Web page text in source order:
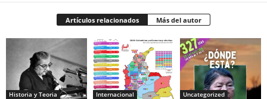
Artículos relacionados Más del autor
Historia y Teoria Internacional Uncategorized